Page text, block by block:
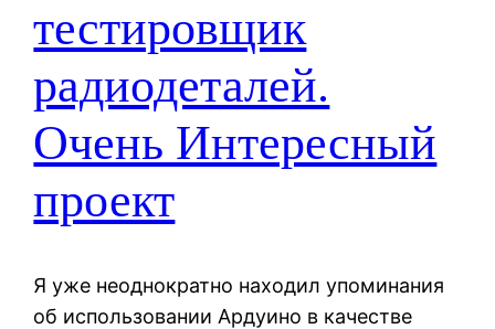
тестировщик
радиодеталей.
Очень Интересный
проект
Я уже неоднократно находил упоминания
об использовании Ардуино в качестве